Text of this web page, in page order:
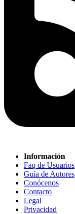
Información
Faq de Usuarios
Guía de Autores
Conócenos
Contacto
Legal
Privacidad